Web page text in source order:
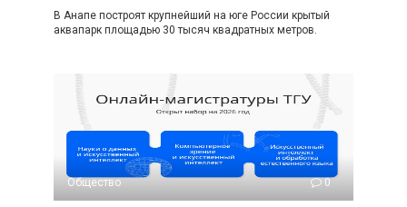
В Анапе построят крупнейший на юге России крытый
аквапарк площадью 30 тысяч квадратных метров.
Общество 0